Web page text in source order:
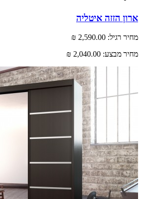
הזזה איטליה
רגיל: 2,590.00 ₪
מבצע: 2,040.00 ₪